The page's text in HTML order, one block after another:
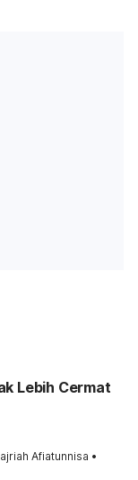
Lebih Cermat
Afiatunnisa •